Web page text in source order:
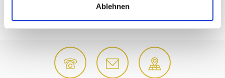
Ablehnen
CHURBURG